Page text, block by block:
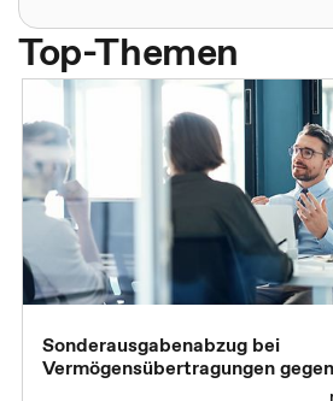
Top-Themen
Sonderausgabenabzug bei
Vermögensübertragungen gegen